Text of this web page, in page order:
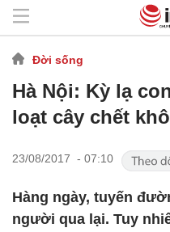
Đời sống
Hà Nội: Kỳ lạ
loạt cây chết khô
23/08/2017 - 07:10
Hàng ngày, tuyến
người qua lại. Tuy